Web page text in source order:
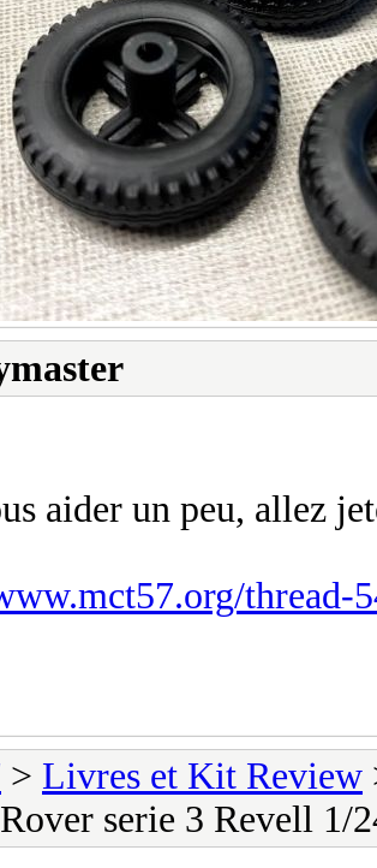
aider un peu, allez
thread-
> Livres et Kit Review
serie 3 Revell 1/